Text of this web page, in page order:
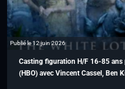
Publié le 12 juin 2026
Casting figuration H/F 16-85 ans
(HBO) avec Vincent Cassel, Ben